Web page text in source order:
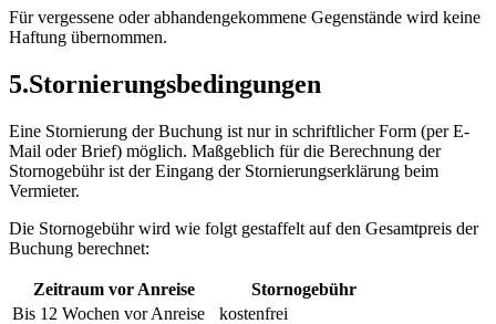
Für vergessene oder abhandengekommene Gegenstände wird keine
Haftung übernommen.
5.Stornierungsbedingungen
Eine Stornierung der Buchung ist nur in schriftlicher Form (per E-
Mail oder Brief) möglich. Maßgeblich für die Berechnung der
Stornogebühr ist der Eingang der Stornierungserklärung beim
Vermieter.
Die Stornogebühr wird wie folgt gestaffelt auf den Gesamtpreis der
Buchung berechnet:
Zeitraum vor Anreise
Stornogebühr
Bis 12 Wochen vor Anreise
kostenfrei